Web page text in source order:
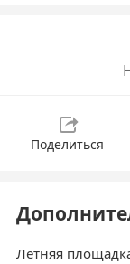
Поделиться
Летняя